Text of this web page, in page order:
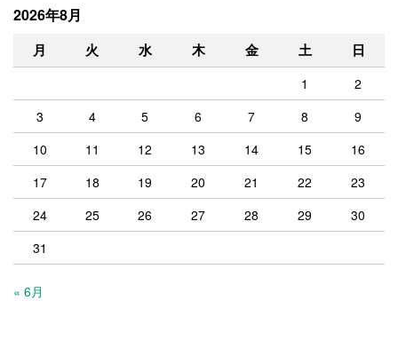
2026年8月
月 火 水 木 金 土 日
1
2
3
4 5 6 7 8
9
10
11 12 13 14 15
16
17
18 19 20 21 22
23
24
25 26 27 28 29
30
31
« 6月